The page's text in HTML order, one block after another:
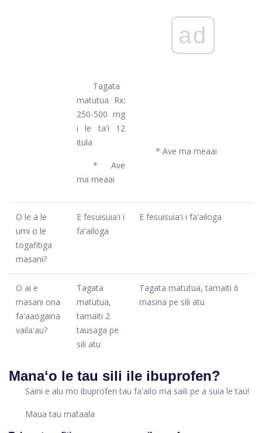
Tagata
matutua Rx:
250-500 mg
i le taʻi 12
itula
* Ave
ma meaai
ad
* Ave ma meaai
O le a le
umi o le
togafitiga
masani?
E fesuisuiaʻi i
faʻailoga
E fesuisuiaʻi i faʻailoga
O ai e
masani ona
faʻaaogaina
vailaʻau?
Tagata
matutua,
tamaiti 2
tausaga pe
sili atu
Tagata matutua, tamaiti 6
masina pe sili atu
Manaʻo le tau sili ile ibuprofen?
Saini e alu mo ibuprofen tau faʻailo ma saili pe a suia le tau!
Maua tau mataala